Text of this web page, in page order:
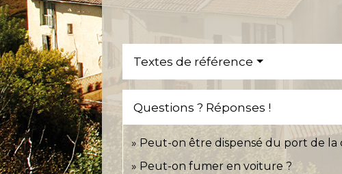
Textes de référence
Questions ? Réponses !
Peut-on être dispensé du port de la
Peut-on fumer en voiture ?